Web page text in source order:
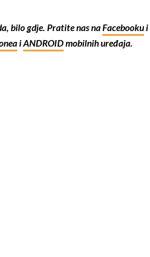
bilo gdje. Pratite nas naFacebookui
iANDROIDmobilnih uređaja.